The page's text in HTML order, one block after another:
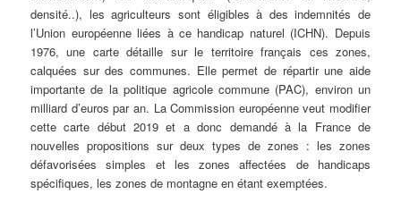
densité..), les agriculteurs sont éligibles à des indemnités de
l’Union européenne liées à ce handicap naturel (ICHN). Depuis
1976, une carte détaille sur le territoire français ces zones,
calquées sur des communes. Elle permet de répartir une aide
importante de la politique agricole commune (PAC), environ un
milliard d’euros par an. La Commission européenne veut modifier
cette carte début 2019 et a donc demandé à la France de
nouvelles propositions sur deux types de zones : les zones
défavorisées simples et les zones affectées de handicaps
spécifiques, les zones de montagne en étant exemptées.